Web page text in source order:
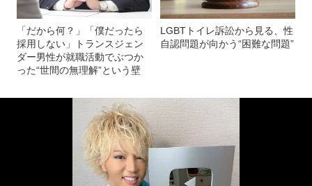
「だから何？」「僕だったら
採用しない」トランスジェン
ダー男性が就職活動でぶつか
った“世間の無理解”という壁
LGBTトイレ訴訟から見る、性
自認問題が向かう“困難な問題”